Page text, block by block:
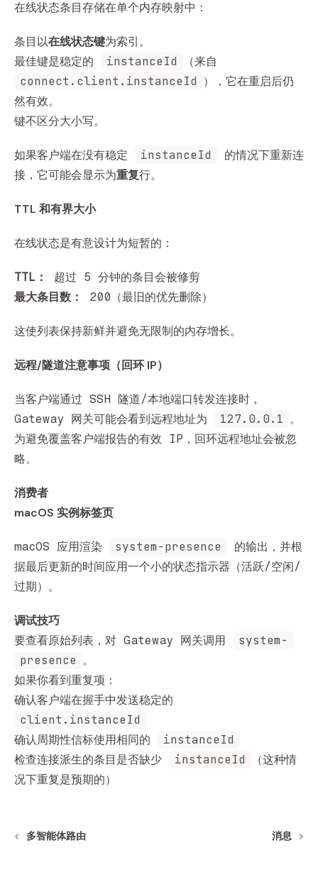
在线状态条目存储在单个内存映射中：
条目以在线状态键为索引。
最佳键是稳定的
instanceId （来自
connect.client.instanceId
），它在重启后仍
然有效。
键不区分大小写。
如果客户端在没有稳定 instanceId
的情况下重新连
接，它可能会显示为重复行。
TTL 和有界大小
在线状态是有意设计为短暂的：
TTL：
超过 5 分钟的条目会被修剪
最大条目数：
200（最旧的优先删除）
这使列表保持新鲜并避免无限制的内存增长。
远程/隧道注意事项（回环 IP）
当客户端通过 SSH 隧道/本地端口转发连接时，
Gateway 网关可能会看到远程地址为
127.0.0.1 。
为避免覆盖客户端报告的有效 IP，回环远程地址会被忽
略。
消费者
macOS 实例标签页
macOS 应用渲染 system-presence
的输出，并根
据最后更新的时间应用一个小的状态指示器（活跃/空闲/
过期）。
调试技巧
要查看原始列表，对 Gateway 网关调用
system-
presence 。
如果你看到重复项：
确认客户端在握手中发送稳定的
client.instanceId
确认周期性信标使用相同的 instanceId
检查连接派生的条目是否缺少 instanceId
（这种情
况下重复是预期的）
多智能体路由 消息